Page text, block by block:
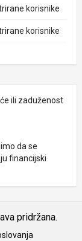
korisnike
korisnike
ili zaduženost
da se
financijski
pridržana.